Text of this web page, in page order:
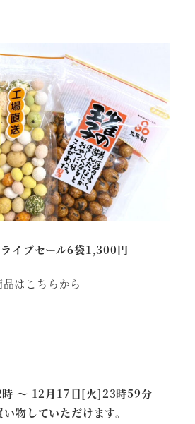
イブセール6袋1,300円
品はこちらから
～ 12月17日[火]23時59分
物していただけます。